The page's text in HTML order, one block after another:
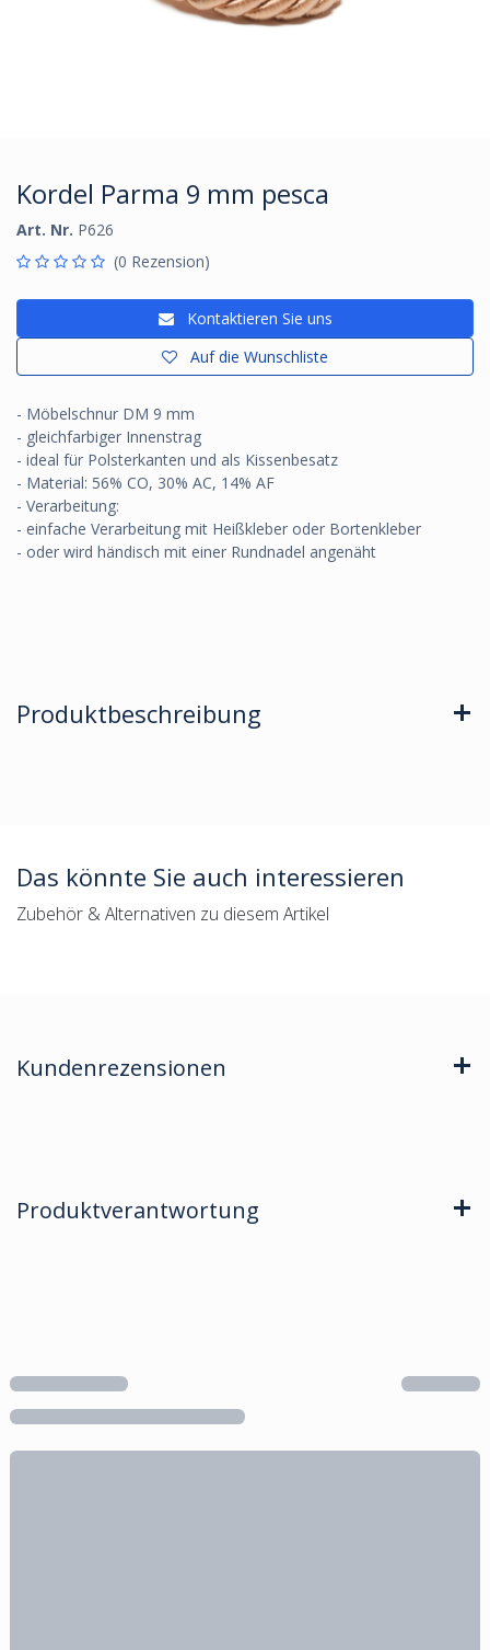
Kordel Parma 9 mm pesca
Art. Nr. P626
(0 Rezension)
Kontaktieren Sie uns
Auf die Wunschliste
- Möbelschnur DM 9 mm
- gleichfarbiger Innenstrag
- ideal für Polsterkanten und als Kissenbesatz
- Material: 56% CO, 30% AC, 14% AF
- Verarbeitung:
- einfache Verarbeitung mit Heißkleber oder Bortenkleber
- oder wird händisch mit einer Rundnadel angenäht
Produktbeschreibung
Das könnte Sie auch interessieren
Zubehör & Alternativen zu diesem Artikel
Kundenrezensionen
Produktverantwortung